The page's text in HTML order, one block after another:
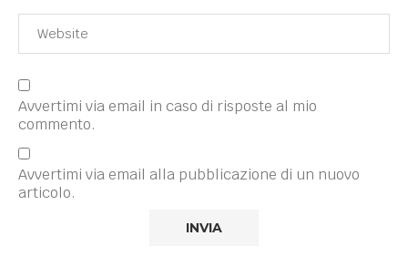
Avvertimi via email in caso di risposte al mio
commento.
Avvertimi via email alla pubblicazione di un nuovo
articolo.